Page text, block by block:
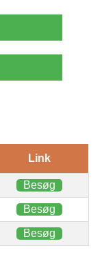
Link
Besøg
Besøg
Besøg